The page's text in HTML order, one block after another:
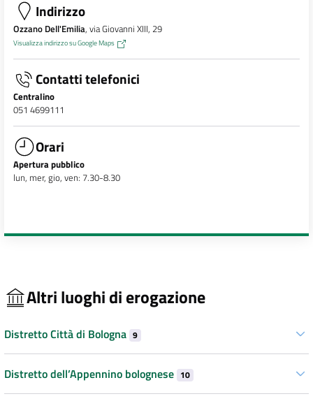
Indirizzo
Ozzano Dell'Emilia, via Giovanni XIII, 29
Visualizza indirizzo su Google Maps
Contatti telefonici
Centralino
051 4699111
Orari
Apertura pubblico
lun, mer, gio, ven: 7.30-8.30
Altri luoghi di erogazione
Distretto Città di Bologna 9
Distretto dell’Appennino bolognese 10